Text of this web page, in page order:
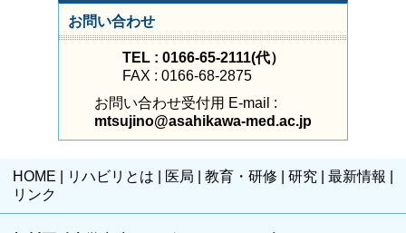
お問い合わせ
TEL : 0166-65-2111(代）
FAX : 0166-68-2875
お問い合わせ受付用 E-mail :
mtsujino@asahikawa-med.ac.jp
HOME リハビリとは 医局 教育・研修 研究 最新情報
リンク